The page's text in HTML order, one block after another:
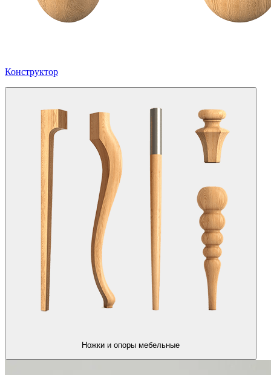
Конструктор
Ножки и опоры мебельные